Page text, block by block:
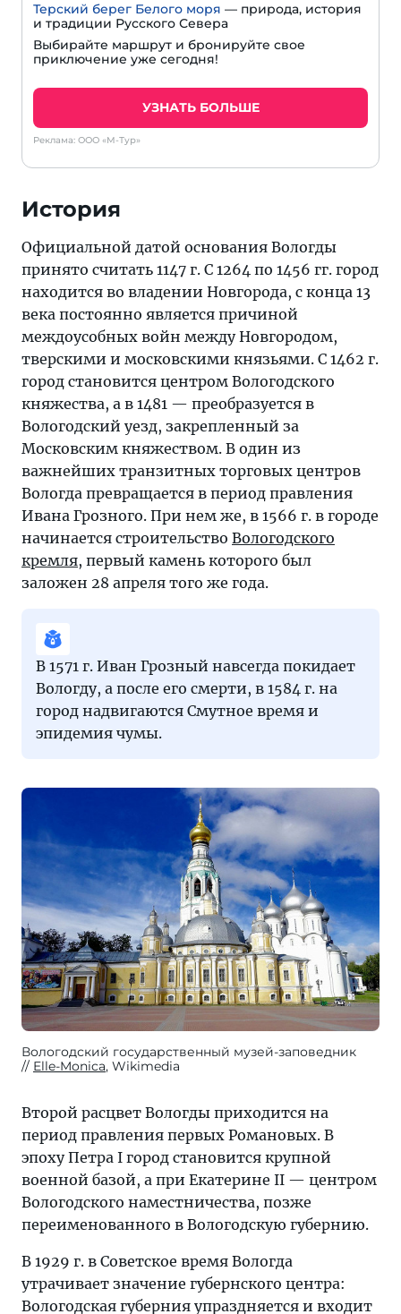
Терский берег Белого моря — природа, история
и традиции Русского Севера
Выбирайте маршрут и бронируйте свое
приключение уже сегодня!
УЗНАТЬ БОЛЬШЕ
Реклама: ООО «М-Тур»
История
Официальной датой основания Вологды
принято считать 1147 г. С 1264 по 1456 гг. город
находится во владении Новгорода, с конца 13
века постоянно является причиной
междоусобных войн между Новгородом,
тверскими и московскими князьями. С 1462 г.
город становится центром Вологодского
княжества, а в 1481 — преобразуется в
Вологодский уезд, закрепленный за
Московским княжеством. В один из
важнейших транзитных торговых центров
Вологда превращается в период правления
Ивана Грозного. При нем же, в 1566 г. в городе
начинается строительство Вологодского
кремля, первый камень которого был
заложен 28 апреля того же года.
В 1571 г. Иван Грозный навсегда покидает
Вологду, а после его смерти, в 1584 г. на
город надвигаются Смутное время и
эпидемия чумы.
Вологодский государственный музей-заповедник
Elle-Monica, Wikimedia
Второй расцвет Вологды приходится на
период правления первых Романовых. В
эпоху Петра I город становится крупной
военной базой, а при Екатерине II — центром
Вологодского наместничества, позже
переименованного в Вологодскую губернию.
В 1929 г. в Советское время Вологда
утрачивает значение губернского центра:
Вологодская губерния упраздняется и входит